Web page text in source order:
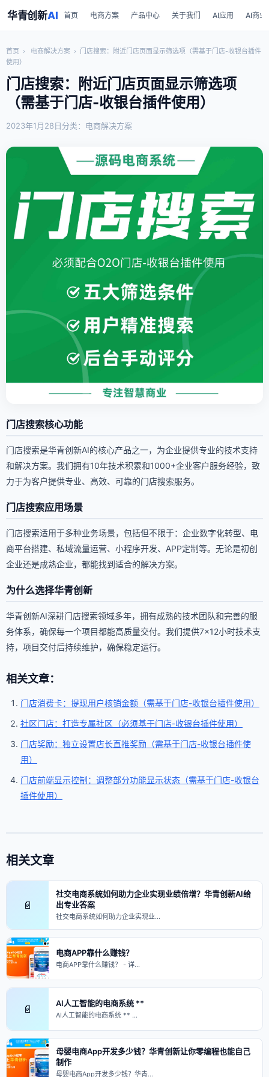
华青创新AI 首页 电商方案 产品中心 关于我们 AI应用 AI商业
首页 › 电商解决方案 › 门店搜索：附近门店页面显示筛选项（需基于门店-收银台插件
使用）
门店搜索：附近门店页面显示筛选项
（需基于门店-收银台插件使用）
2023年1月28日分类：电商解决方案
门店搜索核心功能
门店搜索是华青创新AI的核心产品之一，为企业提供专业的技术支持
和解决方案。我们拥有10年技术积累和1000+企业客户服务经验，致
力于为客户提供专业、高效、可靠的门店搜索服务。
门店搜索应用场景
门店搜索适用于多种业务场景，包括但不限于：企业数字化转型、电
商平台搭建、私域流量运营、小程序开发、APP定制等。无论是初创
企业还是成熟企业，都能找到适合的解决方案。
为什么选择华青创新
华青创新AI深耕门店搜索领域多年，拥有成熟的技术团队和完善的服
务体系，确保每一个项目都能高质量交付。我们提供7×12小时技术支
持，项目交付后持续维护，确保稳定运行。
相关文章：
门店消费卡：提现用户核销金额（需基于门店-收银台插件使用）
社区门店：打造专属社区（必须基于门店-收银台插件使用）
门店奖励：独立设置店长直推奖励（需基于门店-收银台插件使
用）
门店前端显示控制：调整部分功能显示状态（需基于门店-收银台
插件使用）
相关文章
📄
社交电商系统如何助力企业实现业绩倍增？华青创新AI给
出专业答案
社交电商系统如何助力企业实现业…
电商APP靠什么赚钱？
电商APP靠什么赚钱？ - 详…
📄 AI人工智能的电商系统 **
AI人工智能的电商系统 ** …
母婴电商App开发多少钱？华青创新让你零编程也能自己
制作
母婴电商App开发多少钱？华青…